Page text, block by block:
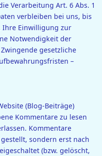
Verarbeitung Art. 6 Abs. 1
verbleiben bei uns, bis
Ihre Einwilligung zur
Notwendigkeit der
gesetzliche
–
(Blog-Beiträge)
Kommentare zu lesen
Kommentare
sondern erst nach
(bzw. gelöscht,